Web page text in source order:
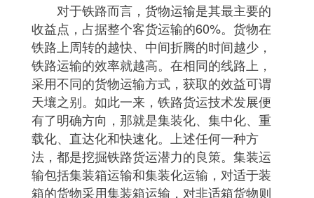
对于铁路而言，货物运输是其最主要的
收益点，占据整个客货运输的60%。货物在
铁路上周转的越快、中间折腾的时间越少，
铁路运输的效率就越高。在相同的线路上，
采用不同的货物运输方式，获取的效益可谓
天壤之别。如此一来，铁路货运技术发展便
有了明确方向，那就是集装化、集中化、重
载化、直达化和快速化。上述任何一种方
法，都是挖掘铁路货运潜力的良策。集装运
输包括集装箱运输和集装化运输，对适于装
箱的货物采用集装箱运输，对非适箱货物则